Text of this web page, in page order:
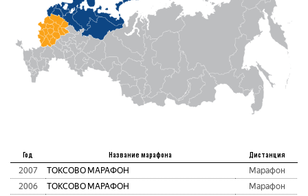
Год Название марафона Дистанция
2007 ТОКСОВО МАРАФОН
Марафон
2006
ТОКСОВО МАРАФОН
Марафон